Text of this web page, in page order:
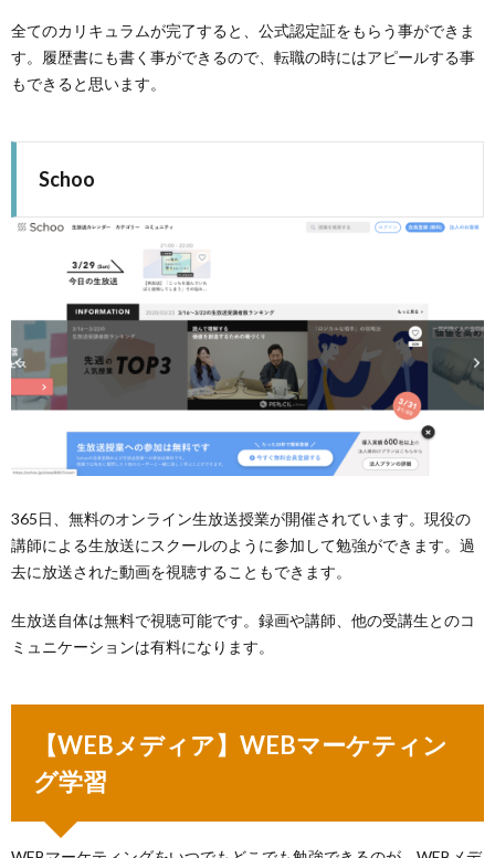
全てのカリキュラムが完了すると、公式認定証をもらう事ができま
す。履歴書にも書く事ができるので、転職の時にはアピールする事
もできると思います。
Schoo
365日、無料のオンライン生放送授業が開催されています。現役の
講師による生放送にスクールのように参加して勉強ができます。過
去に放送された動画を視聴することもできます。
生放送自体は無料で視聴可能です。録画や講師、他の受講生とのコ
ミュニケーションは有料になります。
【WEBメディア】WEBマーケティン
グ学習